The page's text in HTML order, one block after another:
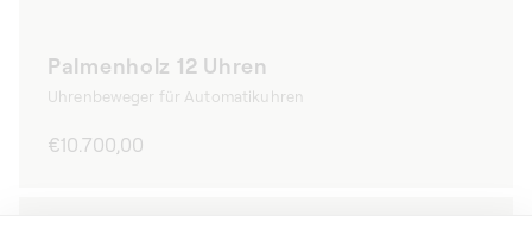
Palmenholz 12 Uhren
Uhrenbeweger für Automatikuhren
Normaler
€10.700,00